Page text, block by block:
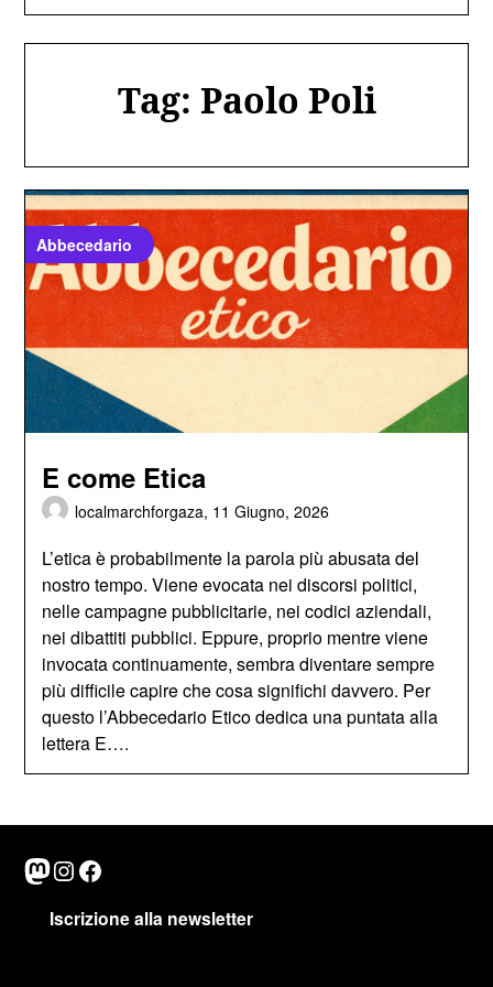
Tag: Paolo Poli
Abbecedario
E come Etica
localmarchforgaza, 11 Giugno, 2026
L’etica è probabilmente la parola più abusata del
nostro tempo. Viene evocata nei discorsi politici,
nelle campagne pubblicitarie, nei codici aziendali,
nei dibattiti pubblici. Eppure, proprio mentre viene
invocata continuamente, sembra diventare sempre
più difficile capire che cosa significhi davvero. Per
questo l’Abbecedario Etico dedica una puntata alla
lettera E….
Mastodon
Instagram
Facebook
Iscrizione alla newsletter